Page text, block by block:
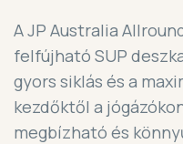
A JP Australia
felfújható SUP
gyors siklás és a
kezdőktől a
megbízható és